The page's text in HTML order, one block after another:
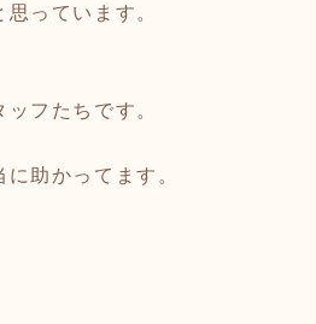
っています。
フたちです。
助かってます。